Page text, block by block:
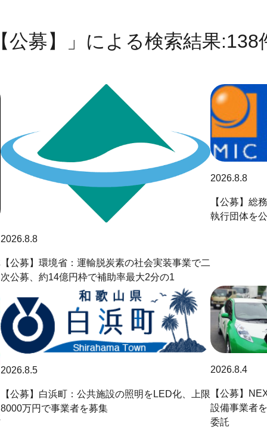
公募】」による検索結果:138
2026.8.8
【公募】環境省：運輸脱炭素の社会実装事業で二
次公募、約14億円枠で補助率最大2分の1
2026.8.8
【公募】総
執行団体を
2026.8.5
【公募】白浜町：公共施設の照明をLED化、上限
8000万円で事業者を募集
2026.8.4
【公募】
設備事業者
委託